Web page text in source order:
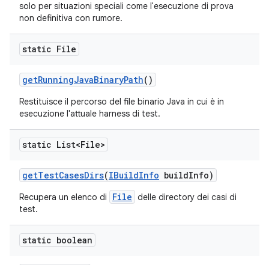
solo per situazioni speciali come l'esecuzione di prova
non definitiva con rumore.
static File
getRunningJavaBinaryPath()
Restituisce il percorso del file binario Java in cui è in
esecuzione l'attuale harness di test.
static List<File>
getTestCasesDirs(IBuildInfo buildInfo)
Recupera un elenco di File delle directory dei casi di
test.
static boolean